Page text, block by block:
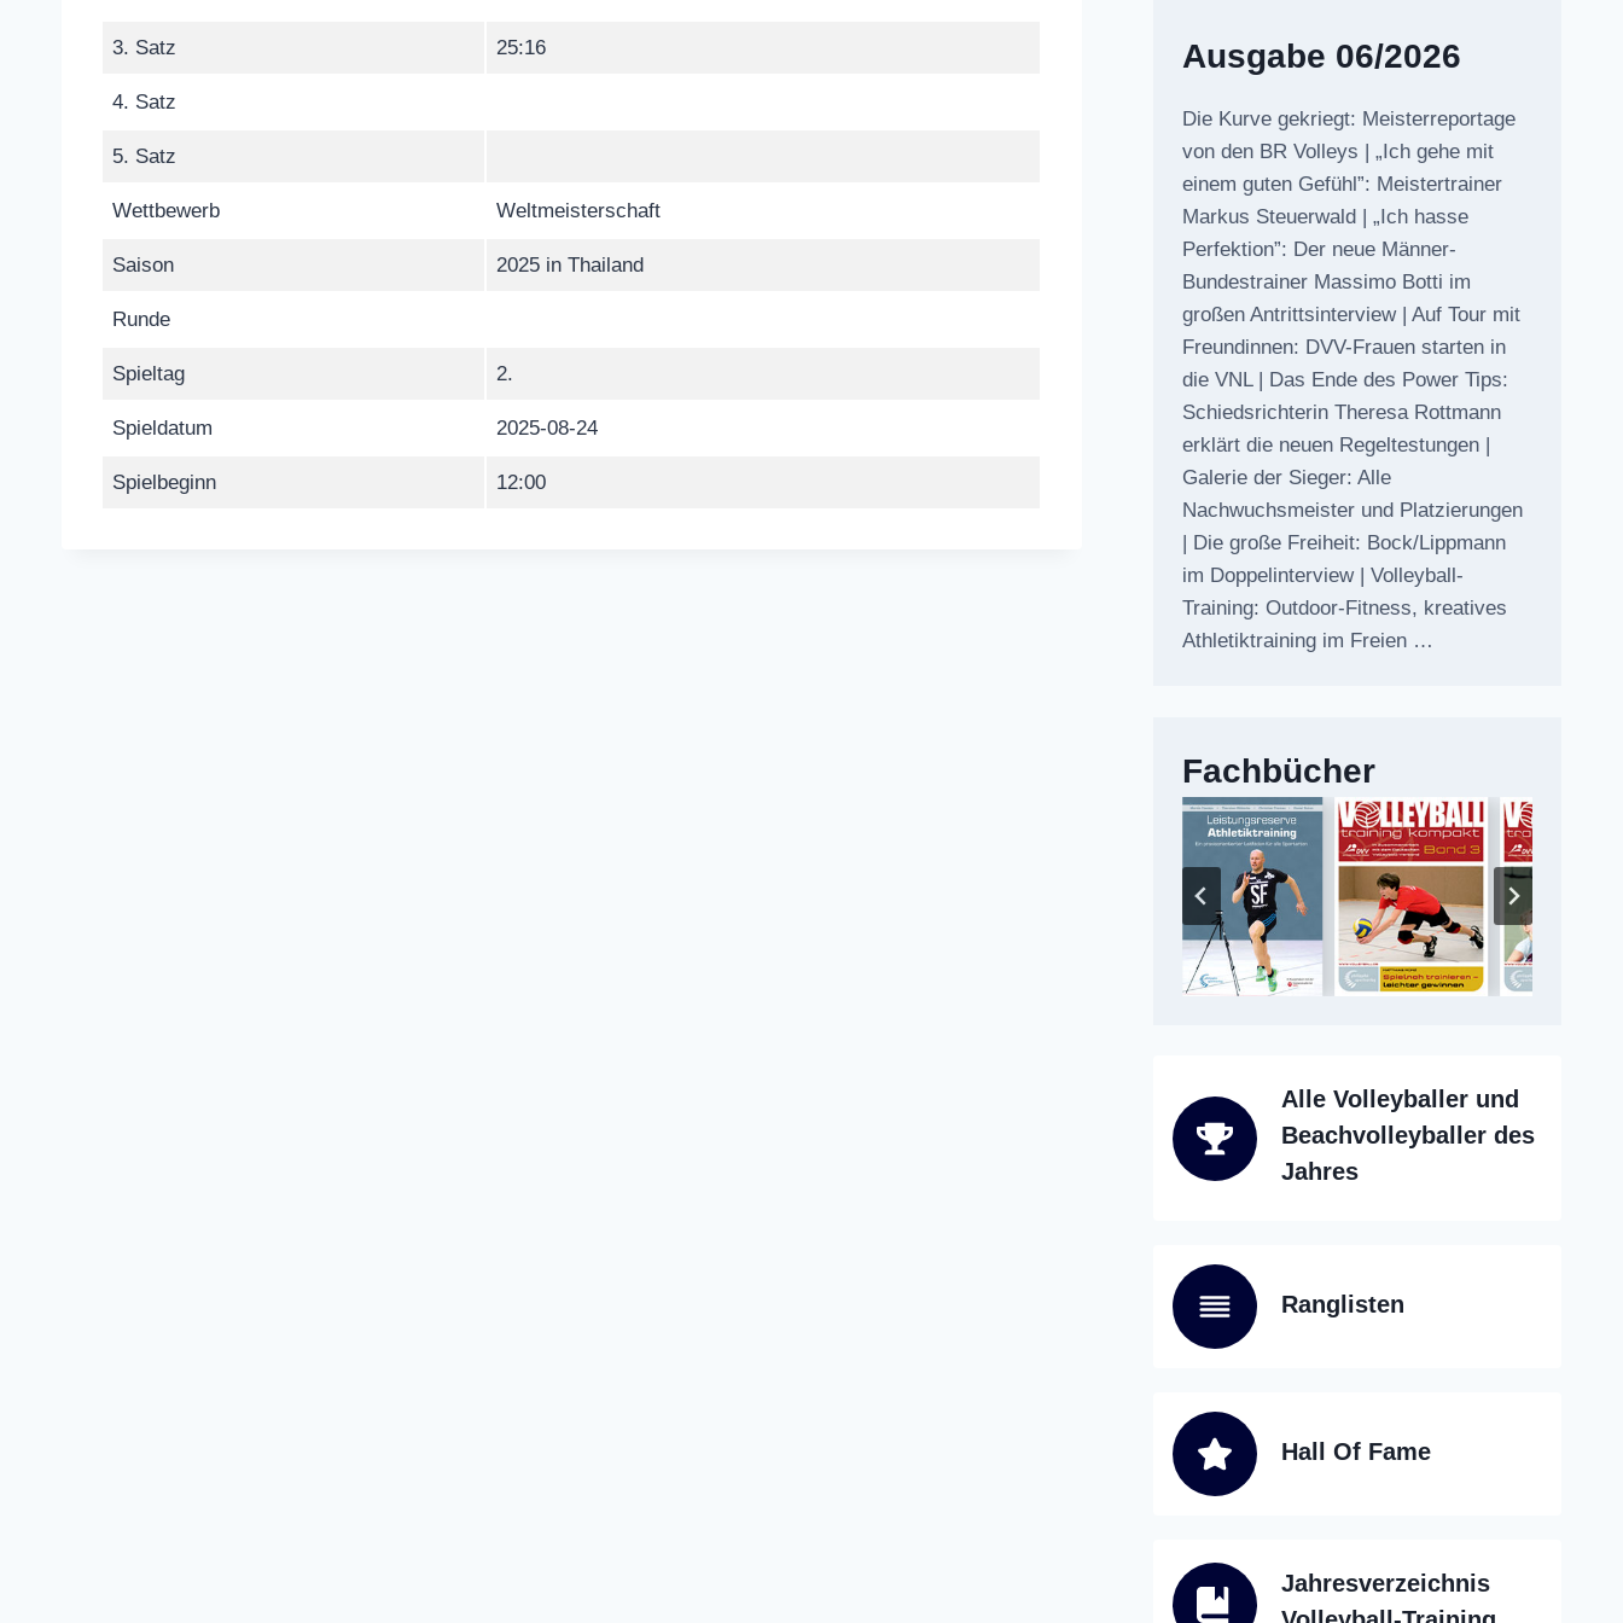
3. Satz 25:16
4. Satz
5. Satz
Wettbewerb Weltmeisterschaft
Saison 2025 in Thailand
Runde
Spieltag 2.
Spieldatum 2025-08-24
Spielbeginn 12:00
Ausgabe 06/2026
Die Kurve gekriegt: Meisterreportage
von den BR Volleys | „Ich gehe mit
einem guten Gefühl”: Meistertrainer
Markus Steuerwald | „Ich hasse
Perfektion”: Der neue Männer-
Bundestrainer Massimo Botti im
großen Antrittsinterview | Auf Tour mit
Freundinnen: DVV-Frauen starten in
die VNL | Das Ende des Power Tips:
Schiedsrichterin Theresa Rottmann
erklärt die neuen Regeltestungen |
Galerie der Sieger: Alle
Nachwuchsmeister und Platzierungen
| Die große Freiheit: Bock/Lippmann
im Doppelinterview | Volleyball-
Training: Outdoor-Fitness, kreatives
Athletiktraining im Freien …
Fachbücher
Alle Volleyballer und
Beachvolleyballer des
Jahres
Ranglisten
Hall Of Fame
Jahresverzeichnis